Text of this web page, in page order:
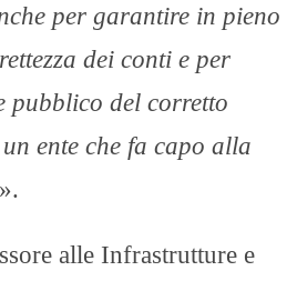
per garantire in pieno
dei conti e per
pubblico del corretto
ente che fa capo alla
».
alle Infrastrutture e